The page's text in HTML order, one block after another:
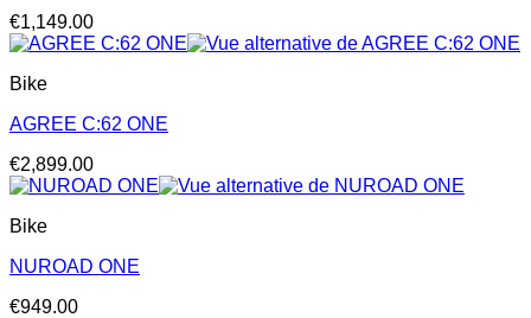
€1,149.00
Bike
AGREE C:62 ONE
€2,899.00
Bike
NUROAD ONE
€949.00